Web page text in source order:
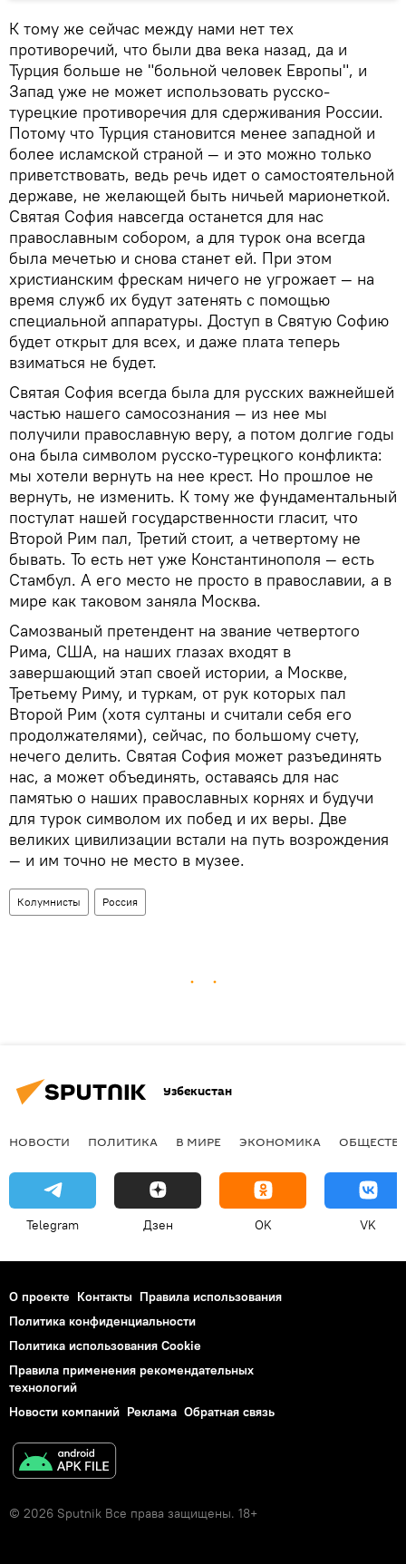
К тому же сейчас между нами нет тех
противоречий, что были два века назад, да и
Турция больше не "больной человек Европы", и
Запад уже не может использовать русско-
турецкие противоречия для сдерживания России.
Потому что Турция становится менее западной и
более исламской страной — и это можно только
приветствовать, ведь речь идет о самостоятельной
державе, не желающей быть ничьей марионеткой.
Святая София навсегда останется для нас
православным собором, а для турок она всегда
была мечетью и снова станет ей. При этом
христианским фрескам ничего не угрожает — на
время служб их будут затенять с помощью
специальной аппаратуры. Доступ в Святую Софию
будет открыт для всех, и даже плата теперь
взиматься не будет.
Святая София всегда была для русских важнейшей
частью нашего самосознания — из нее мы
получили православную веру, а потом долгие годы
она была символом русско-турецкого конфликта:
мы хотели вернуть на нее крест. Но прошлое не
вернуть, не изменить. К тому же фундаментальный
постулат нашей государственности гласит, что
Второй Рим пал, Третий стоит, а четвертому не
бывать. То есть нет уже Константинополя — есть
Стамбул. А его место не просто в православии, а в
мире как таковом заняла Москва.
Самозваный претендент на звание четвертого
Рима, США, на наших глазах входят в
завершающий этап своей истории, а Москве,
Третьему Риму, и туркам, от рук которых пал
Второй Рим (хотя султаны и считали себя его
продолжателями), сейчас, по большому счету,
нечего делить. Святая София может разъединять
нас, а может объединять, оставаясь для нас
памятью о наших православных корнях и будучи
для турок символом их побед и их веры. Две
великих цивилизации встали на путь возрождения
— и им точно не место в музее.
Колумнисты Россия
Узбекистан
НОВОСТИ ПОЛИТИКА В МИРЕ ЭКОНОМИКА
Telegram Дзен OK VK
О проекте Контакты Правила использования
Политика конфиденциальности
Политика использования Cookie
Правила применения рекомендательных
технологий
Новости компаний Реклама Обратная связь
© 2026 Sputnik Все права защищены. 18+